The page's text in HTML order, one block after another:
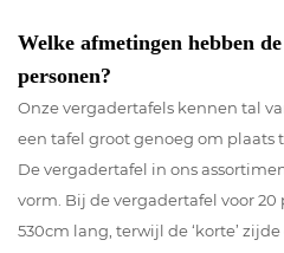
Welke afmetingen hebben
personen?
Onze vergadertafels kennen tal
een tafel groot genoeg om plaats
De vergadertafel in ons
vorm. Bij de vergadertafel voor
530cm lang, terwijl de ‘korte’